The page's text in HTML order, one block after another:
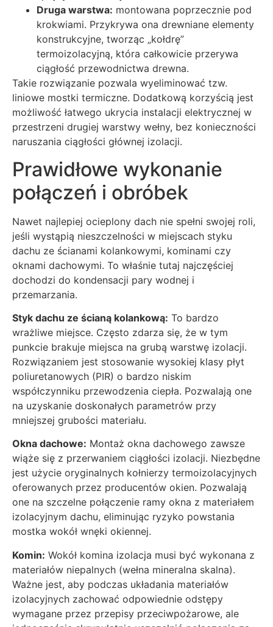
Druga warstwa: montowana poprzecznie pod
krokwiami. Przykrywa ona drewniane elementy
konstrukcyjne, tworząc „kołdrę”
termoizolacyjną, która całkowicie przerywa
ciągłość przewodnictwa drewna.
Takie rozwiązanie pozwala wyeliminować tzw.
liniowe mostki termiczne. Dodatkową korzyścią jest
możliwość łatwego ukrycia instalacji elektrycznej w
przestrzeni drugiej warstwy wełny, bez konieczności
naruszania ciągłości głównej izolacji.
Prawidłowe wykonanie
połączeń i obróbek
Nawet najlepiej ocieplony dach nie spełni swojej roli,
jeśli wystąpią nieszczelności w miejscach styku
dachu ze ścianami kolankowymi, kominami czy
oknami dachowymi. To właśnie tutaj najczęściej
dochodzi do kondensacji pary wodnej i
przemarzania.
Styk dachu ze ścianą kolankową: To bardzo
wrażliwe miejsce. Często zdarza się, że w tym
punkcie brakuje miejsca na grubą warstwę izolacji.
Rozwiązaniem jest stosowanie wysokiej klasy płyt
poliuretanowych (PIR) o bardzo niskim
współczynniku przewodzenia ciepła. Pozwalają one
na uzyskanie doskonałych parametrów przy
mniejszej grubości materiału.
Okna dachowe: Montaż okna dachowego zawsze
wiąże się z przerwaniem ciągłości izolacji. Niezbędne
jest użycie oryginalnych kołnierzy termoizolacyjnych
oferowanych przez producentów okien. Pozwalają
one na szczelne połączenie ramy okna z materiałem
izolacyjnym dachu, eliminując ryzyko powstania
mostka wokół wnęki okiennej.
Komin: Wokół komina izolacja musi być wykonana z
materiałów niepalnych (wełna mineralna skalna).
Ważne jest, aby podczas układania materiałów
izolacyjnych zachować odpowiednie odstępy
wymagane przez przepisy przeciwpożarowe, ale